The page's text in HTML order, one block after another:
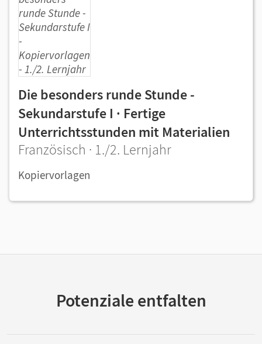
Die besonders runde Stunde -
Sekundarstufe I · Fertige
Unterrichtsstunden mit Materialien
Französisch · 1./2. Lernjahr
Kopiervorlagen
Potenziale entfalten